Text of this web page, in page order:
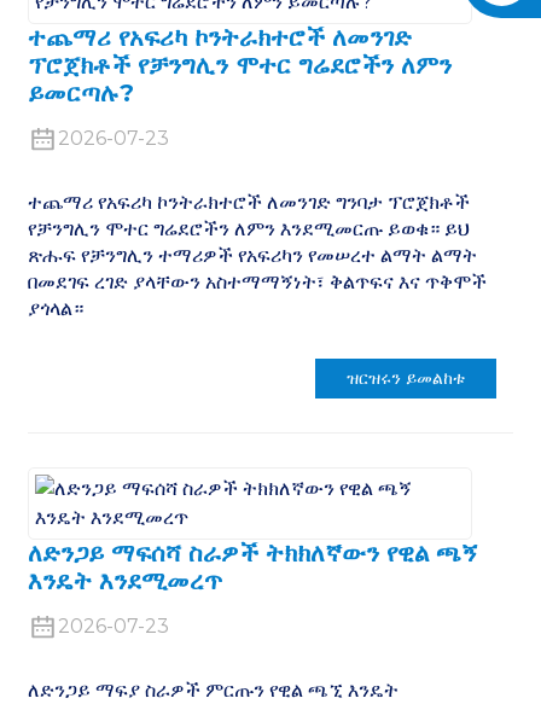
ተጨማሪ የአፍሪካ ኮንትራክተሮች ለመንገድ
ፕሮጀክቶች የቻንግሊን ሞተር ግሬደሮችን ለምን
ይመርጣሉ?
2026-07-23
ተጨማሪ የአፍሪካ ኮንትራክተሮች ለመንገድ ግንባታ ፕሮጀክቶች
የቻንግሊን ሞተር ግሬደሮችን ለምን እንደሚመርጡ ይወቁ። ይህ
ጽሑፍ የቻንግሊን ተማሪዎች የአፍሪካን የመሠረተ ልማት ልማት
በመደገፍ ረገድ ያላቸውን አስተማማኝነት፣ ቅልጥፍና እና ጥቅሞች
ያጎላል።
ዝርዝሩን ይመልከቱ
ለድንጋይ ማፍሰሻ ስራዎች ትክክለኛውን የዊል ጫኝ
እንዴት እንደሚመረጥ
2026-07-23
ለድንጋይ ማፍያ ስራዎች ምርጡን የዊል ጫኚ እንዴት